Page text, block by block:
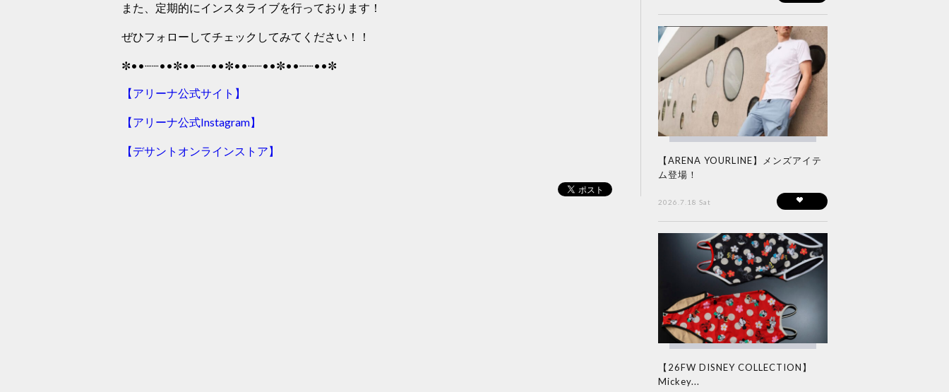
また、定期的にインスタライブを行っております！
ぜひフォローしてチェックしてみてください！！
✼••┈┈••✼••┈┈••✼••┈┈••✼••┈┈••✼
【アリーナ公式サイト】
【アリーナ公式Instagram】
【デサントオンラインストア】
【ARENA YOURLINE】メンズアイテ
ム登場！
2026.7.18 Sat
【26FW DISNEY COLLECTION】
Mickey...